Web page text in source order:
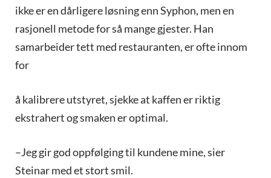
ikke er en dårligere løsning enn Syphon, men en
rasjonell metode for så mange gjester. Han
samarbeider tett med restauranten, er ofte innom
for
å kalibrere utstyret, sjekke at kaffen er riktig
ekstrahert og smaken er optimal.
–Jeg gir god oppfølging til kundene mine, sier
Steinar med et stort smil.